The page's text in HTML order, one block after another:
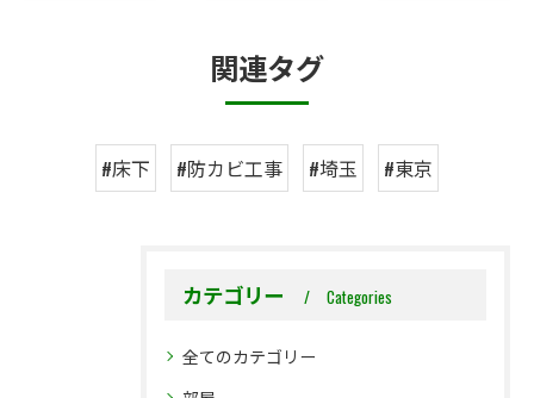
関連タグ
#床下 #防カビ工事 #埼玉 #東京
カテゴリー Categories
全てのカテゴリー